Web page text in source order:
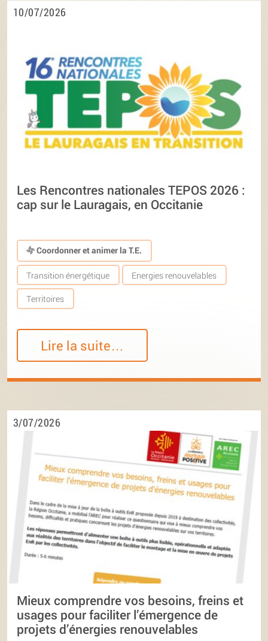
10/07/2026
Les Rencontres nationales TEPOS 2026 :
cap sur le Lauragais, en Occitanie
Coordonner et animer la T.E.
Transition énergétique Energies renouvelables
Territoires
Lire la suite…
3/07/2026
Mieux comprendre vos besoins, freins et
usages pour faciliter l’émergence de
projets d’énergies renouvelables